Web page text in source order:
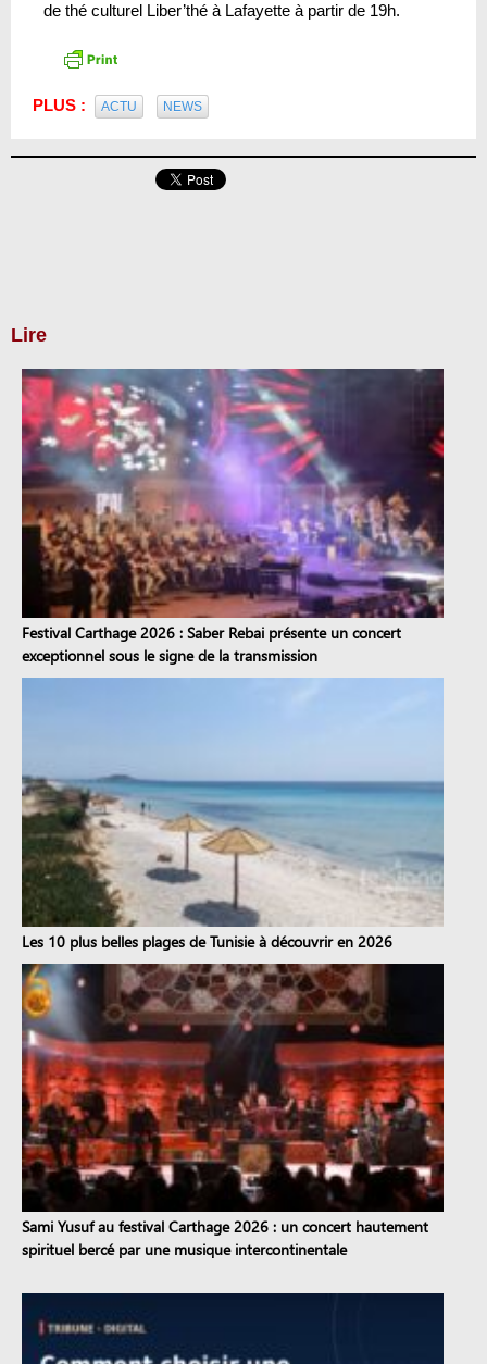
de thé culturel Liber’thé à Lafayette à partir de 19h.
PLUS : ACTU NEWS
Lire
Festival Carthage 2026 : Saber Rebai présente un concert
exceptionnel sous le signe de la transmission
Les 10 plus belles plages de Tunisie à découvrir en 2026
Sami Yusuf au festival Carthage 2026 : un concert hautement
spirituel bercé par une musique intercontinentale